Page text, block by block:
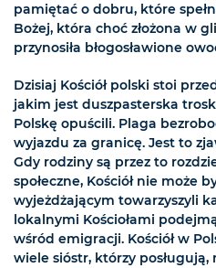
pamiętać o dobru, które
Bożej, która choć złożona w
przynosiła błogosławione
Dzisiaj Kościół polski stoi
jakim jest duszpasterska
Polskę opuścili. Plaga
wyjazdu za granicę. Jest to
Gdy rodziny są przez to
społeczne, Kościół nie może
wyjeżdżającym towarzyszyli
lokalnymi Kościołami
wśród emigracji. Kościół w
wiele sióstr, którzy